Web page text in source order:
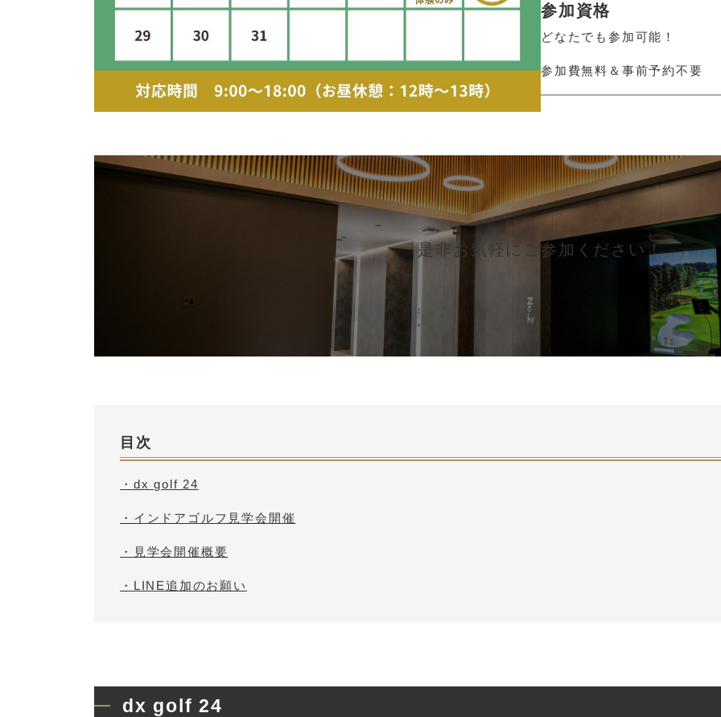
参加資格
どなたでも参加可能！
参加費無料＆事前予約不要
是非お気軽にご参加ください！
目次
・dx golf 24
・インドアゴルフ見学会開催
・見学会開催概要
・LINE追加のお願い
dx golf 24